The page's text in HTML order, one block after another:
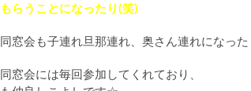
らうことになったり(笑)
窓会も子連れ旦那連れ、奥さん連れになっ
窓会には毎回参加してくれており、